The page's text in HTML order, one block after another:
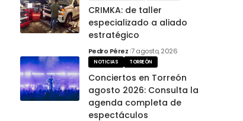
CRIMKA: de taller
especializado a aliado
estratégico
Pedro Pérez 7 agosto, 2026
NOTICIAS TORREÓN
Conciertos en Torreón
agosto 2026: Consulta la
agenda completa de
espectáculos